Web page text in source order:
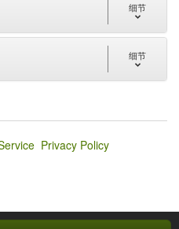
细节
细节
Privacy Policy